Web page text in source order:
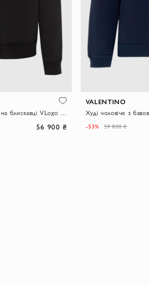
56 900 ₴
VALENTINO
Худі чоловіче з
-53% 59 800 ₴